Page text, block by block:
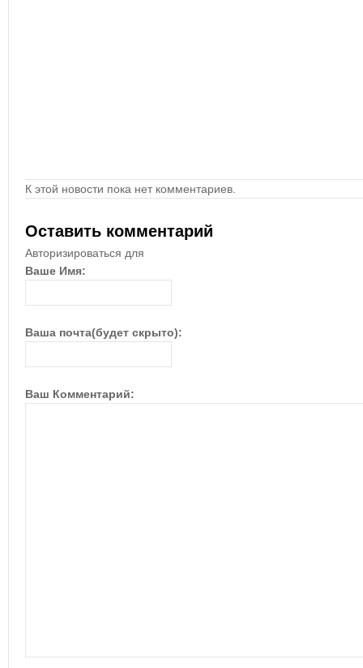
К этой новости пока нет комментариев.
Оставить комментарий
Авторизироваться для
Ваше Имя:
Ваша почта(будет скрыто):
Ваш Комментарий: